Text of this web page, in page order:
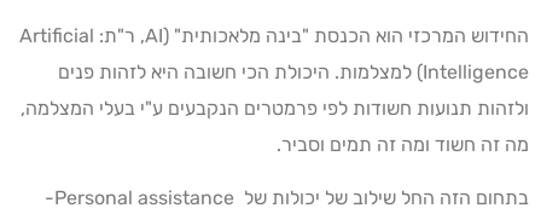
החידוש המרכזי הוא הכנסת "בינה מלאכותית" (AI, ר"ת: Artificial
Intelligence) למצלמות. היכולת הכי חשובה היא לזהות פנים
ולזהות תנועות חשודות לפי פרמטרים הנקבעים ע"י בעלי המצלמה,
מה זה חשוד ומה זה תמים וסביר.
בתחום הזה החל שילוב של יכולות של Personal assistance-